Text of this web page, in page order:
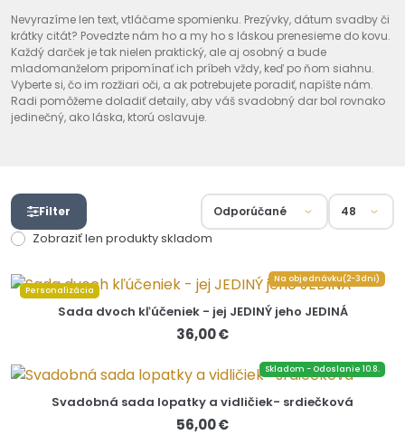
Nevyrazíme len text, vtláčame spomienku. Prezývky, dátum svadby či
krátky citát? Povedzte nám ho a my ho s láskou prenesieme do kovu.
Každý darček je tak nielen praktický, ale aj osobný a bude
mladomanželom pripomínať ich príbeh vždy, keď po ňom siahnu.
Vyberte si, čo im rozžiari oči, a ak potrebujete poradiť, napíšte nám.
Radi pomôžeme doladiť detaily, aby váš svadobný dar bol rovnako
jedinečný, ako láska, ktorú oslavuje.
Filter
Zobraziť len produkty skladom
Personalizácia
Na objednávku(2-3dni)
Sada dvoch kľúčeniek - jej JEDINÝ jeho JEDINÁ
36,00 €
Skladom - Odoslanie 10.8.
Svadobná sada lopatky a vidličiek- srdiečková
56,00 €